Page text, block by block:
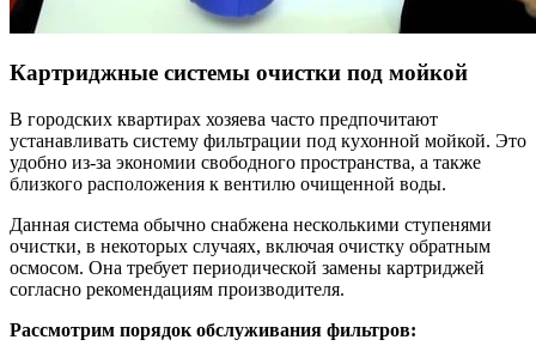
Картриджные системы очистки под мойкой
В городских квартирах хозяева часто предпочитают
устанавливать систему фильтрации под кухонной мойкой. Это
удобно из-за экономии свободного пространства, а также
близкого расположения к вентилю очищенной воды.
Данная система обычно снабжена несколькими ступенями
очистки, в некоторых случаях, включая очистку обратным
осмосом. Она требует периодической замены картриджей
согласно рекомендациям производителя.
Рассмотрим порядок обслуживания фильтров: